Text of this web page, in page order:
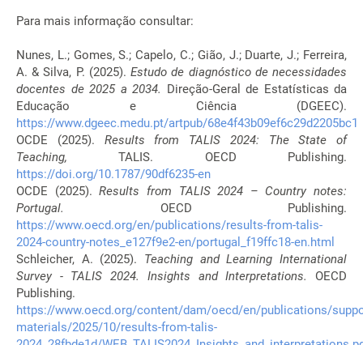
Para mais informação consultar:
Nunes, L.; Gomes, S.; Capelo, C.; Gião, J.; Duarte, J.; Ferreira,
A. & Silva, P. (2025).Estudo de diagnóstico de necessidades
docentes de 2025 a 2034. Direção-Geral de Estatísticas da
Educação e Ciência (DGEEC).
https://www.dgeec.medu.pt/artpub/68e4f43b09ef6c29d2205bc1
OCDE (2025). Results from TALIS 2024: The State of
Teaching, TALIS. OECD Publishing.
https://doi.org/10.1787/90df6235-en
OCDE (2025).Results from TALIS 2024 – Country notes:
Portugal.
OECD Publishing.
https://www.oecd.org/en/publications/results-from-talis-
2024-country-notes_e127f9e2-en/portugal_f19ffc18-en.html
Schleicher, A. (2025). Teaching and Learning International
Survey - TALIS 2024. Insights and Interpretations. OECD
Publishing.
https://www.oecd.org/content/dam/oecd/en/publications/
materials/2025/10/results-from-talis-